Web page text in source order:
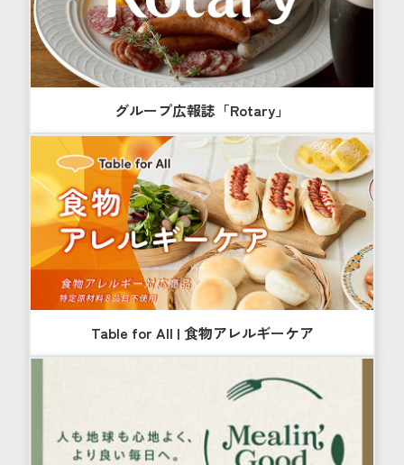
グループ広報誌「Rotary」
Table for All | 食物アレルギーケア